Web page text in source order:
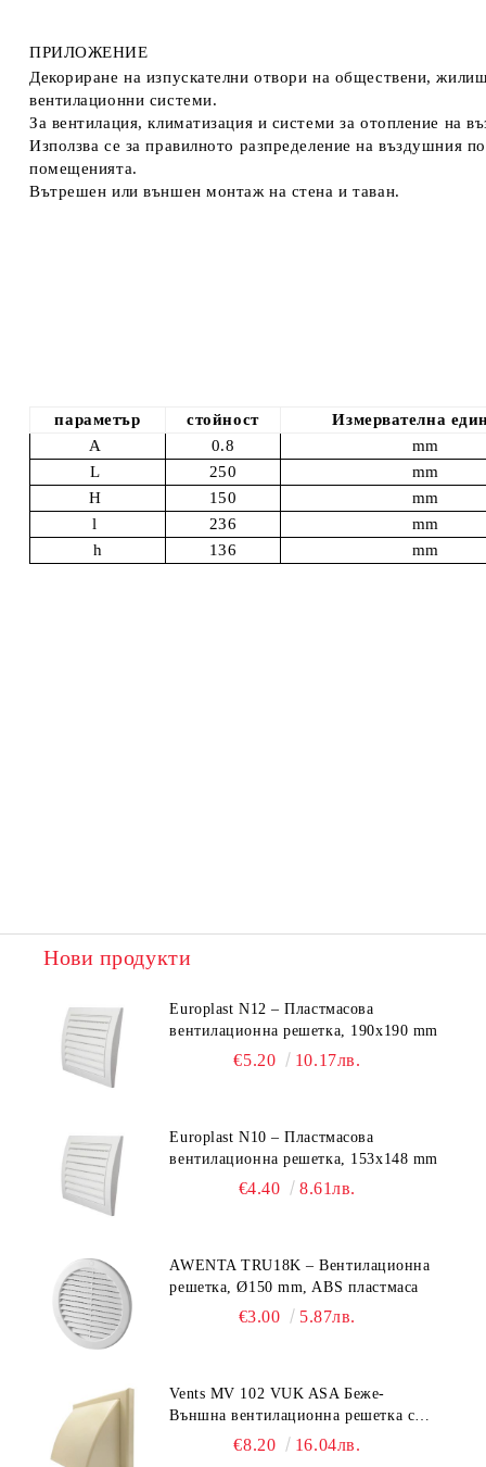
ПРИЛОЖЕНИЕ
Декориране на изпускателни отвори на обществени,
вентилационни системи.
За вентилация, климатизация и системи за отопление на
Използва се за правилното разпределение на въздушния
помещенията.
Вътрешен или външен монтаж на стена и таван.
параметър стойност
Измервателна
А
0.8
mm
L
250
mm
Н
150
mm
l
236
mm
h
136 mm
Нови продукти
Europlast N12 – Пластмасова
вентилационна решетка, 190x190 mm
€5.20 10.17лв.
Europlast N10 – Пластмасова
вентилационна решетка, 153x148 mm
€4.40 8.61лв.
AWENTA TRU18K – Вентилационна
решетка, Ø150 mm, ABS пластмаса
€3.00 5.87лв.
Vents MV 102 VUK ASA Беже-
Външна вентилационна решетка с
гравитачна клапа Ø 100, Ø 125,
€8.20 16.04лв.